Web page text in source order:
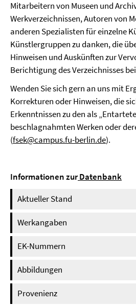
Mitarbeitern von Museen und
Werkverzeichnissen, Autoren von
anderen Spezialisten für einzelne
Künstlergruppen zu danken, die
Hinweisen und Auskünften zur
Berichtigung des Verzeichnisses
Wenden Sie sich gern an uns mit
Korrekturen oder Hinweisen, die
Erkenntnissen zu den als
beschlagnahmten Werken oder
(fsek@campus.fu-berlin.de).
Informationen zurDatenbank
Aktueller Stand
Werkangaben
EK-Nummern
Abbildungen
Provenienz